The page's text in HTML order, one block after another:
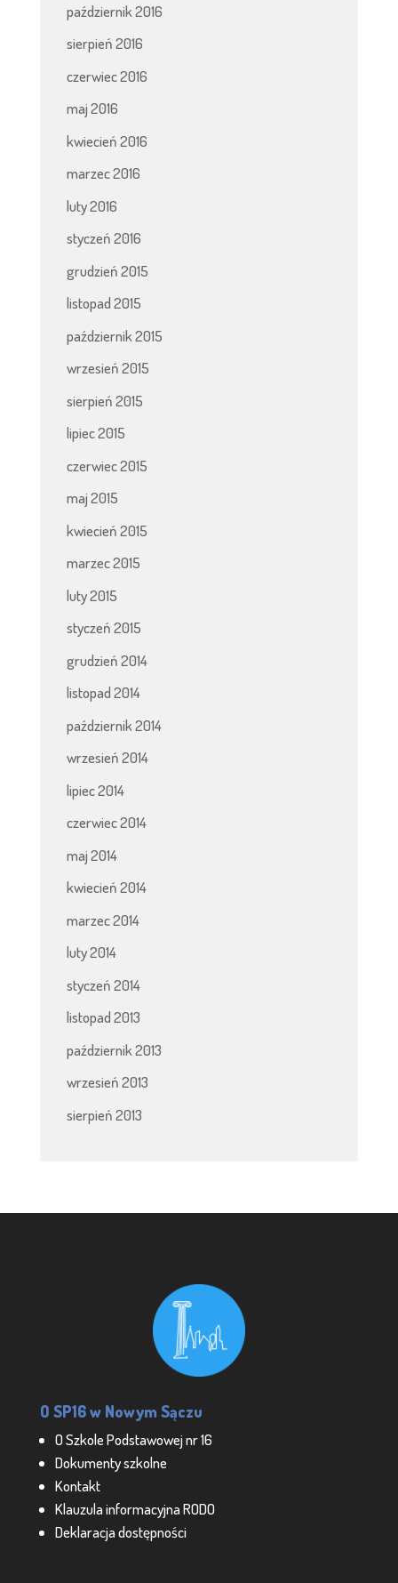
październik 2016
sierpień 2016
czerwiec 2016
maj 2016
kwiecień 2016
marzec 2016
luty 2016
styczeń 2016
grudzień 2015
listopad 2015
październik 2015
wrzesień 2015
sierpień 2015
lipiec 2015
czerwiec 2015
maj 2015
kwiecień 2015
marzec 2015
luty 2015
styczeń 2015
grudzień 2014
listopad 2014
październik 2014
wrzesień 2014
lipiec 2014
czerwiec 2014
maj 2014
kwiecień 2014
marzec 2014
luty 2014
styczeń 2014
listopad 2013
październik 2013
wrzesień 2013
sierpień 2013
O SP16 w Nowym Sączu
O Szkole Podstawowej nr 16
Dokumenty szkolne
Kontakt
Klauzula informacyjna RODO
Deklaracja dostępności